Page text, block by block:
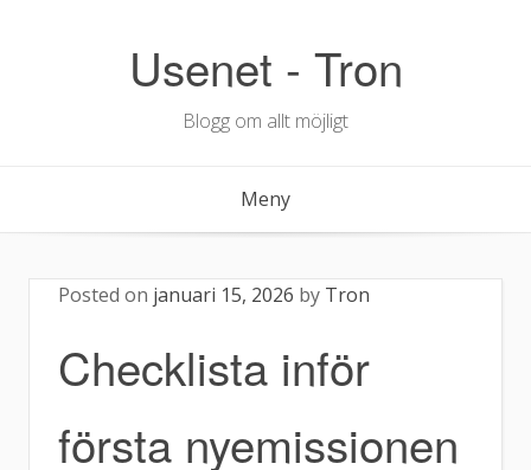
Usenet - Tron
Blogg om allt möjligt
Meny
Posted on januari 15, 2026 by Tron
Checklista inför
första nyemissionen